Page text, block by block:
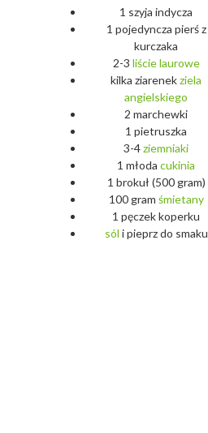
1 szyja indycza
1 pojedyncza pierś z
kurczaka
2-3 liście laurowe
kilka ziarenekziela
angielskiego
2 marchewki
1 pietruszka
3-4ziemniaki
1 młoda cukinia
1 brokuł (500 gram)
100 gram śmietany
1 pęczek koperku
sól i pieprz do smaku